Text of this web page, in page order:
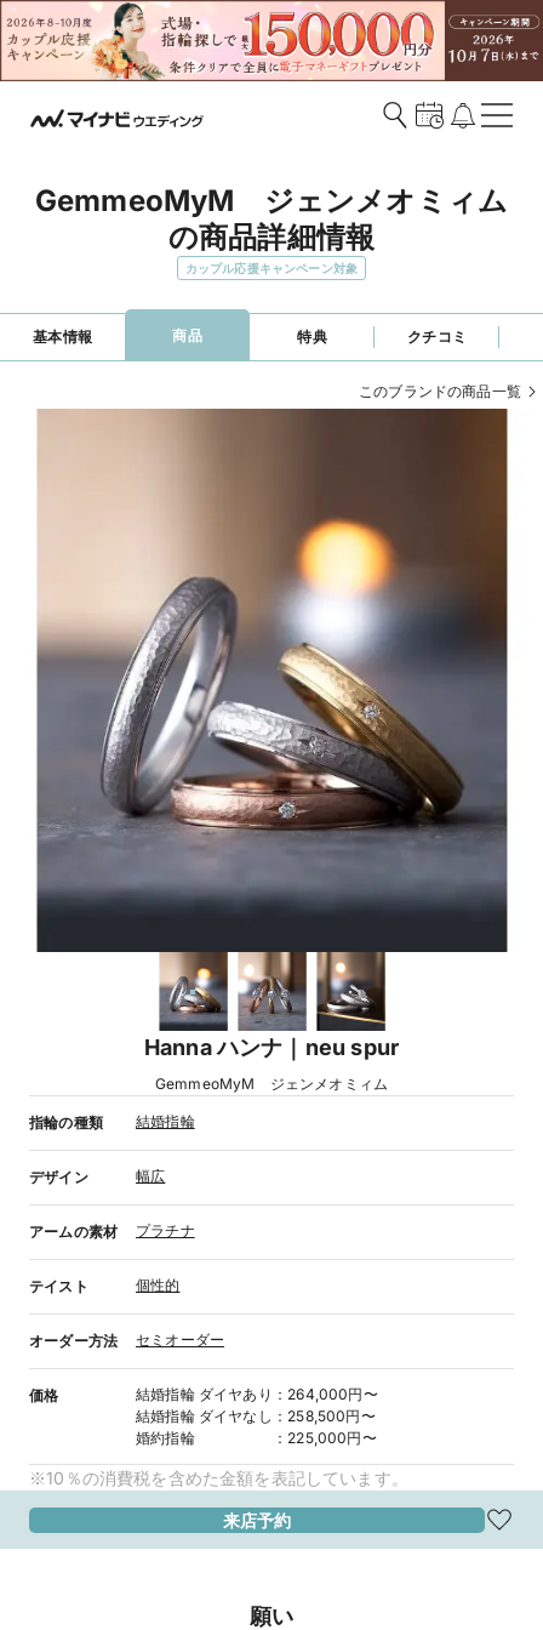
GemmeoMyM　ジェンメオミィム
の商品詳細情報
カップル応援キャンペーン対象
基本情報 商品 特典 クチコミ
このブランドの商品一覧
Hanna ハンナ｜neu spur
GemmeoMyM ジェンメオミィム
指輪の種類 結婚指輪
デザイン 幅広
アームの素材 プラチナ
テイスト 個性的
オーダー方法 セミオーダー
価格 結婚指輪 ダイヤあり ： 264,000円〜
結婚指輪 ダイヤなし ： 258,500円〜
婚約指輪
： 225,000円〜
※10％の消費税を含めた金額を表記しています。
来店予約
願い